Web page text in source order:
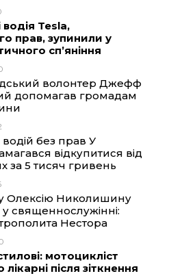
Tesla,
прав, зупинили у
сп’яніння
волонтер Джефф
допомагав громадам
без прав У
відкупитися від
за 5 тисяч гривень
Олексію Николишину
священнослужінні:
Нестора
мотоцикліст
після зіткнення